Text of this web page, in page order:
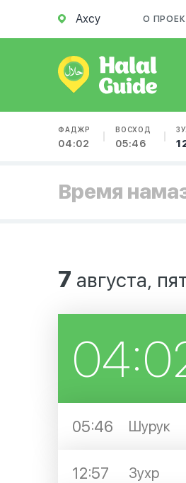
Ахсу О
ФАДЖР
04:02
ВОСХОД
05:46
Время
7 августа,
05:46 Шурук
12:57 Зухр